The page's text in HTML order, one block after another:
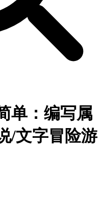
单：编写属
/文字冒险游